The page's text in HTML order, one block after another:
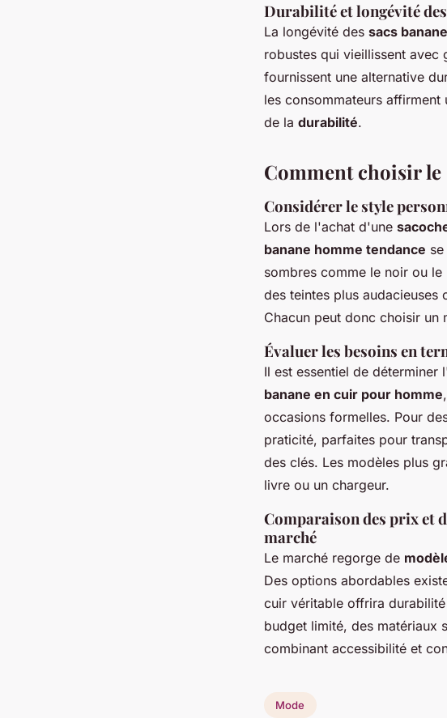
Durabilité et longévité
La longévité des sacs
robustes qui vieillissent avec
fournissent une alternative
les consommateurs
de la durabilité.
Comment choisir le
Considérer le style
Lors de l'achat d'une
banane homme tendance
sombres comme le noir ou
des teintes plus
Chacun peut donc choisir un
Évaluer les besoins en
Il est essentiel de déterminer
banane en cuir pour homme
occasions formelles. Pour
praticité, parfaites pour
des clés. Les modèles plus
livre ou un chargeur.
Comparaison des prix et
marché
Le marché regorge de
Des options abordables
cuir véritable offrira
budget limité, des matériaux
combinant accessibilité et
Mode